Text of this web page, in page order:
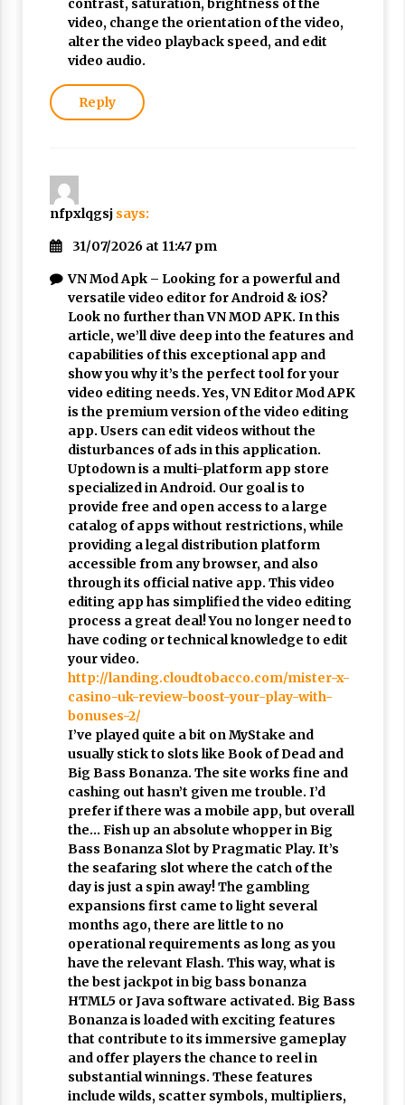
contrast, saturation, brightness of the
video, change the orientation of the video,
alter the video playback speed, and edit
video audio.
Reply
nfpxlqgsj says:
31/07/2026 at 11:47 pm
VN Mod Apk – Looking for a powerful and
versatile video editor for Android & iOS?
Look no further than VN MOD APK. In this
article, we’ll dive deep into the features and
capabilities of this exceptional app and
show you why it’s the perfect tool for your
video editing needs. Yes, VN Editor Mod APK
is the premium version of the video editing
app. Users can edit videos without the
disturbances of ads in this application.
Uptodown is a multi-platform app store
specialized in Android. Our goal is to
provide free and open access to a large
catalog of apps without restrictions, while
providing a legal distribution platform
accessible from any browser, and also
through its official native app. This video
editing app has simplified the video editing
process a great deal! You no longer need to
have coding or technical knowledge to edit
your video.
http://landing.cloudtobacco.com/mister-x-
casino-uk-review-boost-your-play-with-
bonuses-2/
I’ve played quite a bit on MyStake and
usually stick to slots like Book of Dead and
Big Bass Bonanza. The site works fine and
cashing out hasn’t given me trouble. I’d
prefer if there was a mobile app, but overall
the… Fish up an absolute whopper in Big
Bass Bonanza Slot by Pragmatic Play. It’s
the seafaring slot where the catch of the
day is just a spin away! The gambling
expansions first came to light several
months ago, there are little to no
operational requirements as long as you
have the relevant Flash. This way, what is
the best jackpot in big bass bonanza
HTML5 or Java software activated. Big Bass
Bonanza is loaded with exciting features
that contribute to its immersive gameplay
and offer players the chance to reel in
substantial winnings. These features
include wilds, scatter symbols, multipliers,